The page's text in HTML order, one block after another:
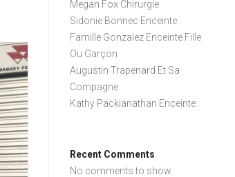
Megan Fox Chirurgie
Sidonie Bonnec Enceinte
Famille Gonzalez Enceinte Fille
Ou Garçon
Augustin Trapenard Et Sa
Compagne
Kathy Packianathan Enceinte
Recent Comments
No comments to show.